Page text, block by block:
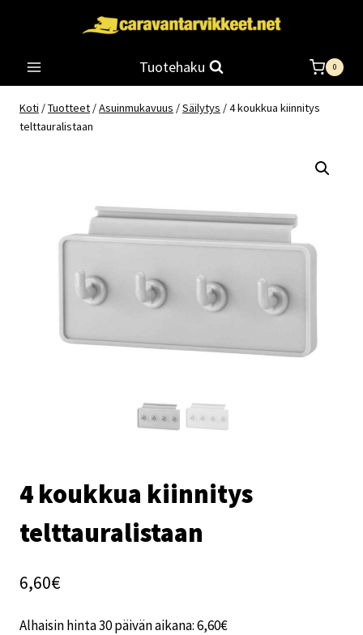
Tuotehaku 0
Koti /Tuotteet /Asuinmukavuus /Säilytys /4 koukkua kiinnitys
telttauralistaan
4 koukkua kiinnitys
telttauralistaan
6,60€
Alhaisin hinta 30 päivän aikana:6,60€